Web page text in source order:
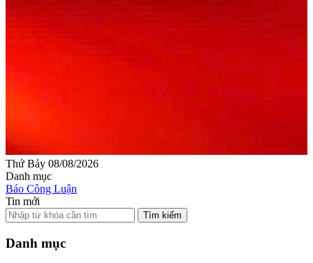
Thứ Bảy 08/08/2026
Danh mục
Báo Công Luận
Tin mới
Tìm kiếm
Danh mục